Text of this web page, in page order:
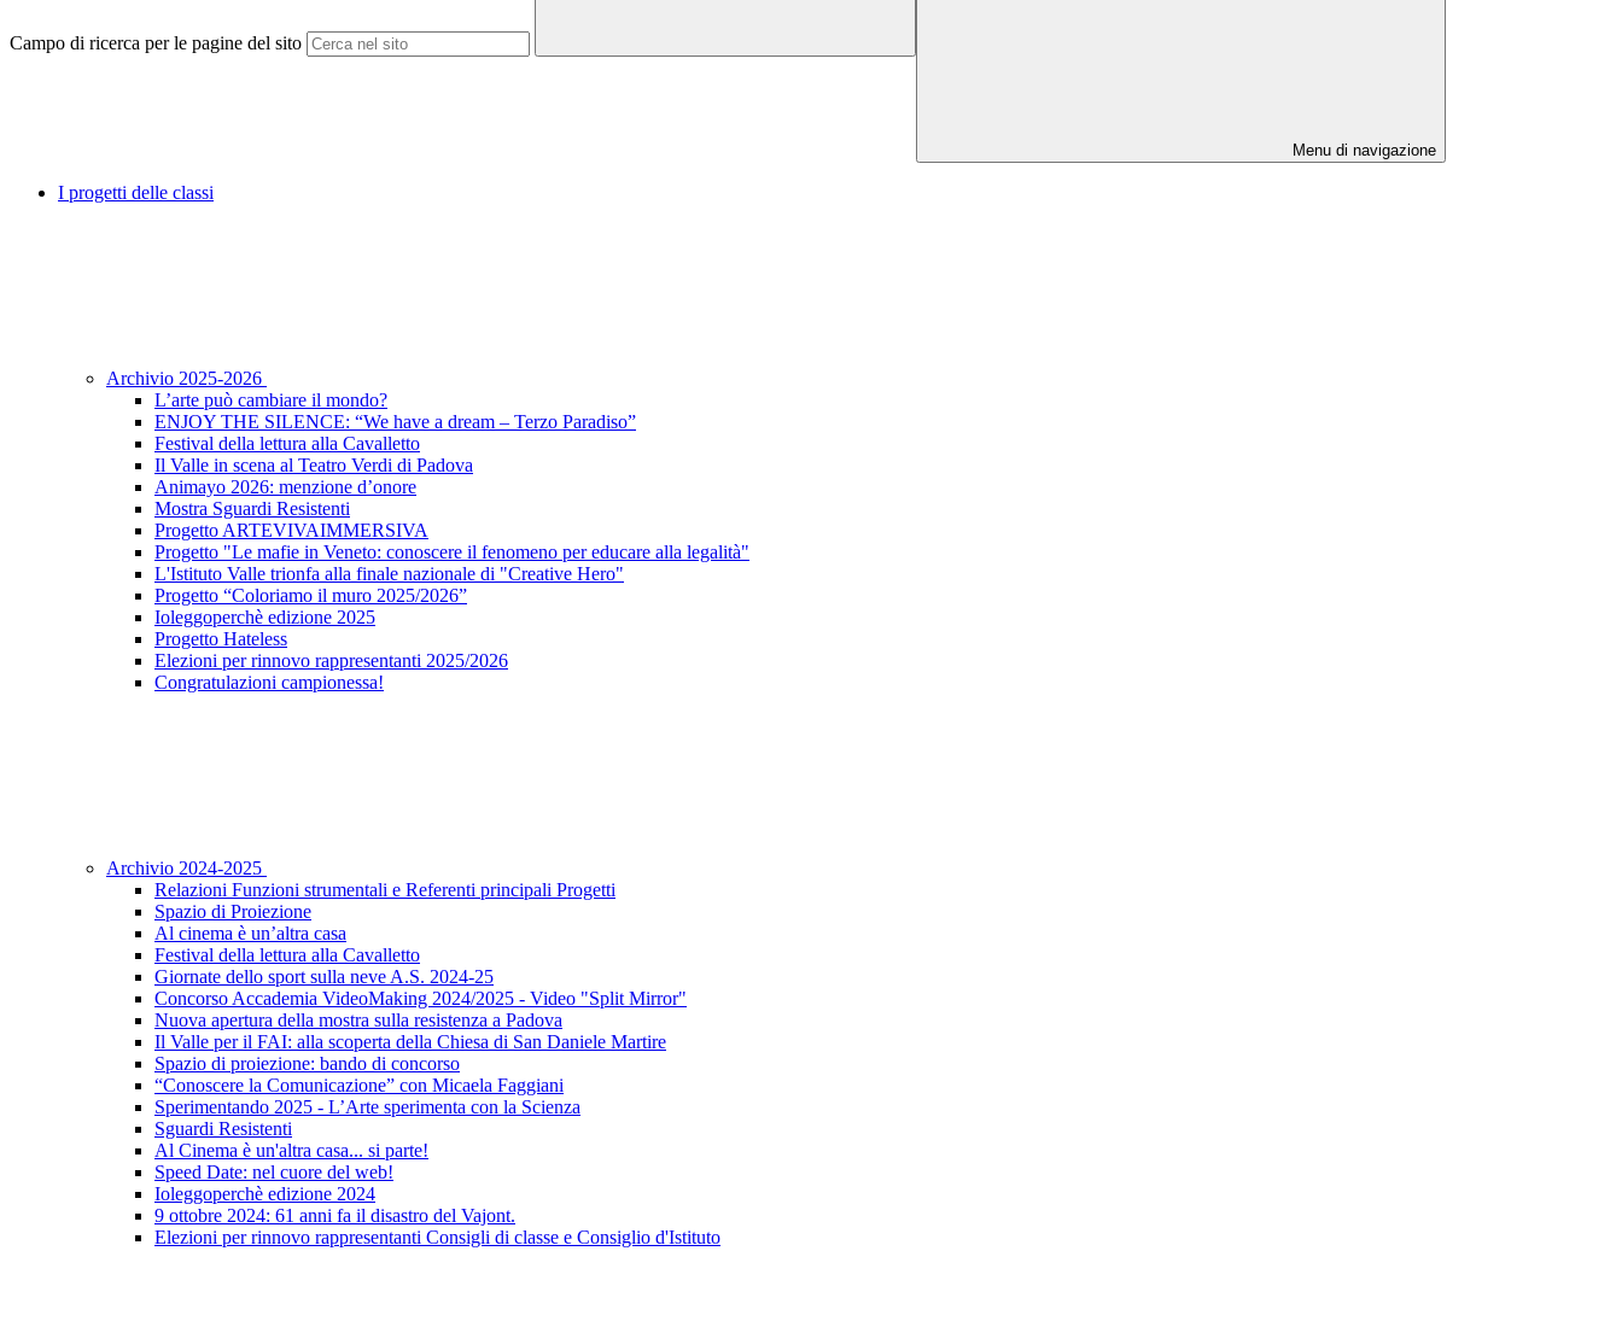
Campo di ricerca per le pagine del sito
Menu di navigazione
I progetti delle classi
Archivio 2025-2026
L’arte può cambiare il mondo?
ENJOY THE SILENCE: “We have a dream – Terzo Paradiso”
Festival della lettura alla Cavalletto
Il Valle in scena al Teatro Verdi di Padova
Animayo 2026: menzione d’onore
Mostra Sguardi Resistenti
Progetto ARTEVIVAIMMERSIVA
Progetto "Le mafie in Veneto: conoscere il fenomeno per educare alla legalità"
L'Istituto Valle trionfa alla finale nazionale di "Creative Hero"
Progetto “Coloriamo il muro 2025/2026”
Ioleggoperchè edizione 2025
Progetto Hateless
Elezioni per rinnovo rappresentanti 2025/2026
Congratulazioni campionessa!
Archivio 2024-2025
Relazioni Funzioni strumentali e Referenti principali Progetti
Spazio di Proiezione
Al cinema è un’altra casa
Festival della lettura alla Cavalletto
Giornate dello sport sulla neve A.S. 2024-25
Concorso Accademia VideoMaking 2024/2025 - Video "Split Mirror"
Nuova apertura della mostra sulla resistenza a Padova
Il Valle per il FAI: alla scoperta della Chiesa di San Daniele Martire
Spazio di proiezione: bando di concorso
“Conoscere la Comunicazione” con Micaela Faggiani
Sperimentando 2025 - L’Arte sperimenta con la Scienza
Sguardi Resistenti
Al Cinema è un'altra casa... si parte!
Speed Date: nel cuore del web!
Ioleggoperchè edizione 2024
9 ottobre 2024: 61 anni fa il disastro del Vajont.
Elezioni per rinnovo rappresentanti Consigli di classe e Consiglio d'Istituto